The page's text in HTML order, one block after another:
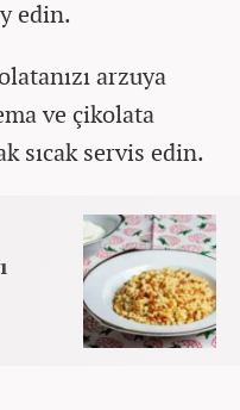
edin.
arzuya
ve çikolata
sıcak servis edin.